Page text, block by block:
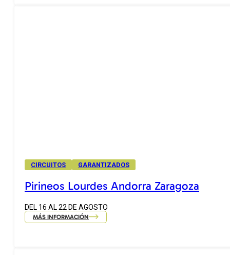
CIRCUITOS GARANTIZADOS
Pirineos Lourdes Andorra Zaragoza
DEL 16 AL 22 DE AGOSTO
MÁS INFORMACIÓN